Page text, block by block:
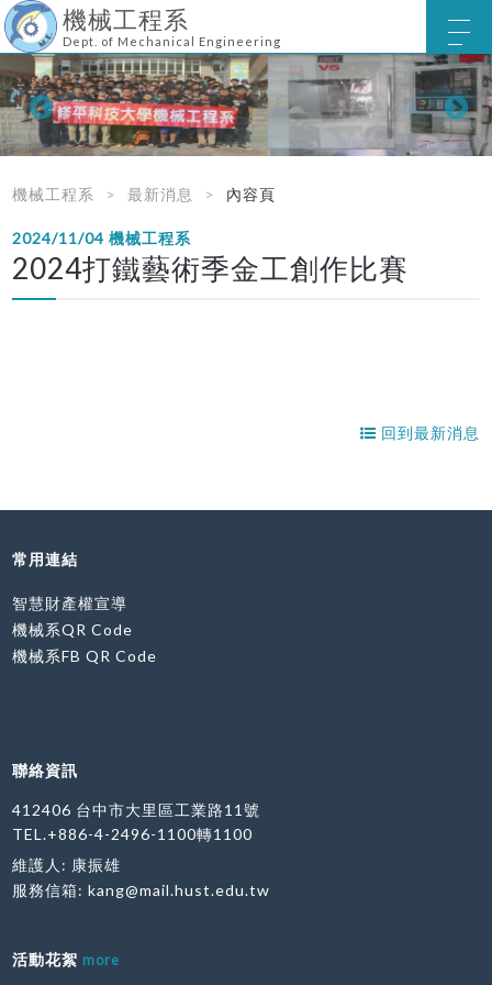
機械工程系
Dept. of Mechanical Engineering
機械工程系 最新消息 內容頁
2024/11/04機械工程系
2024打鐵藝術季金工創作比賽
回到最新消息
常用連結
智慧財產權宣導
機械系QR Code
機械系FB QR Code
聯絡資訊
412406 台中市大里區工業路11號
TEL.+886-4-2496-1100轉1100
維護人: 康振雄
服務信箱:kang@mail.hust.edu.tw
活動花絮 more